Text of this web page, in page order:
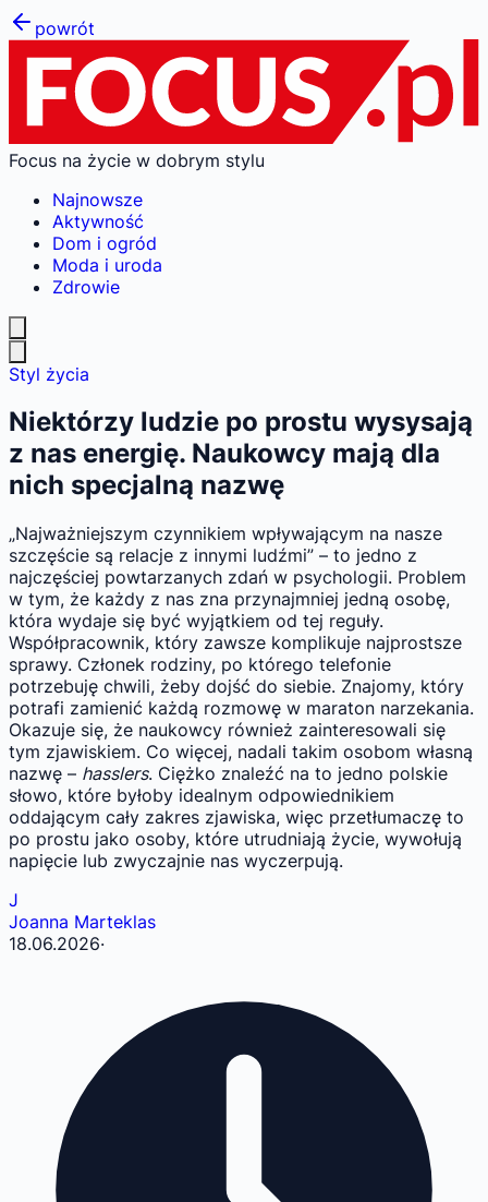
powrót
Focus na życie w dobrym stylu
Najnowsze
Aktywność
Dom i ogród
Moda i uroda
Zdrowie
Styl życia
Niektórzy ludzie po prostu wysysają
z nas energię. Naukowcy mają dla
nich specjalną nazwę
„Najważniejszym czynnikiem wpływającym na nasze
szczęście są relacje z innymi ludźmi” – to jedno z
najczęściej powtarzanych zdań w psychologii. Problem
w tym, że każdy z nas zna przynajmniej jedną osobę,
która wydaje się być wyjątkiem od tej reguły.
Współpracownik, który zawsze komplikuje najprostsze
sprawy. Członek rodziny, po którego telefonie
potrzebuję chwili, żeby dojść do siebie. Znajomy, który
potrafi zamienić każdą rozmowę w maraton narzekania.
Okazuje się, że naukowcy również zainteresowali się
tym zjawiskiem. Co więcej, nadali takim osobom własną
nazwę – hasslers. Ciężko znaleźć na to jedno polskie
słowo, które byłoby idealnym odpowiednikiem
oddającym cały zakres zjawiska, więc przetłumaczę to
po prostu jako osoby, które utrudniają życie, wywołują
napięcie lub zwyczajnie nas wyczerpują.
J
Joanna Marteklas
18.06.2026·